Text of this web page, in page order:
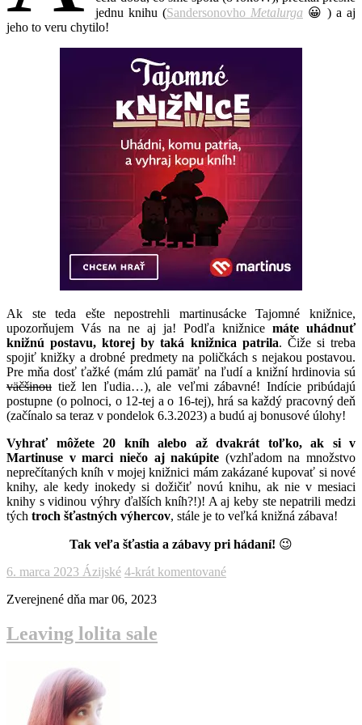
jednu knihu (Sandersonovho Metalurga😀 ) a aj
jeho to veru chytilo!
Ak ste teda ešte nepostrehli martinusácke Tajomné knižnice,
upozorňujem Vás na ne aj ja! Podľa knižnice máte uhádnuť
knižnú postavu, ktorej by taká knižnica patrila. Čiže si treba
spojiť knižky a drobné predmety na poličkách s nejakou postavou.
Pre mňa dosť ťažké (mám zlú pamäť na ľudí a knižní hrdinovia sú
väčšinou tiež len ľudia…), ale veľmi zábavné! Indície pribúdajú
postupne (o polnoci, o 12-tej a o 16-tej), hrá sa každý pracovný deň
(začínalo sa teraz v pondelok 6.3.2023) a budú aj bonusové úlohy!
Vyhrať môžete 20 kníh alebo až dvakrát toľko, ak si v
Martinuse v marci niečo aj nakúpite (vzhľadom na množstvo
neprečítaných kníh v mojej knižnici mám zakázané kupovať si nové
knihy, ale kedy inokedy si dožičiť novú knihu, ak nie v mesiaci
knihy s vidinou výhry ďalších kníh?!)! A aj keby ste nepatrili medzi
tých troch šťastných výhercov, stále je to veľká knižná zábava!
Tak veľa šťastia a zábavy pri hádaní! 😉
6. marca 2023 Ázijské 4-krát komentované
Zverejnené dňa mar 06, 2023
Leaving lolita sale